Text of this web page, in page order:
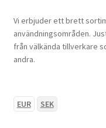
Vi erbjuder ett brett
användningsområden.
från välkända tillverkare
andra.
EUR SEK